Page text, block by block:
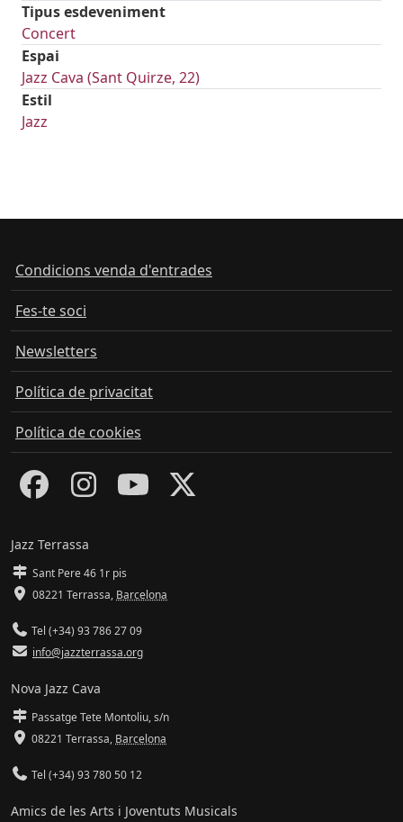
Tipus esdeveniment
Concert
Espai
Jazz Cava (Sant Quirze, 22)
Estil
Jazz
Condicions venda d'entrades
Fes-te soci
Newsletters
Política de privacitat
Política de cookies
Jazz Terrassa
Sant Pere 46 1r pis
08221 Terrassa, Barcelona
Tel (+34) 93 786 27 09
info@jazzterrassa.org
Nova Jazz Cava
Passatge Tete Montoliu, s/n
08221 Terrassa, Barcelona
Tel (+34) 93 780 50 12
Amics de les Arts i Joventuts Musicals